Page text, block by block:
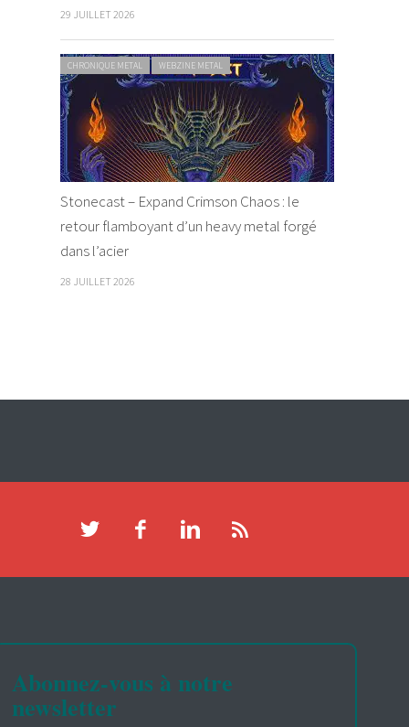
29 JUILLET 2026
CHRONIQUE METAL WEBZINE METAL
Stonecast – Expand Crimson Chaos : le
retour flamboyant d’un heavy metal forgé
dans l’acier
28 JUILLET 2026
Abonnez-vous à notre
newsletter